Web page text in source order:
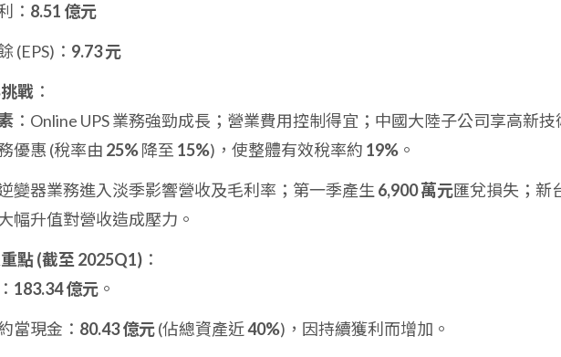
： 8.51 億元
(EPS)： 9.73 元
戰 ：
：Online UPS 業務強勁成長；營業費用控制得宜；中國大陸子公司享高新技
優惠 (稅率由 25%降至 15%)，使整體有效稅率約 19% 。
逆變器業務進入淡季影響營收及毛利率；第一季產生 6,900 萬元匯兌損失；新
幅升值對營收造成壓力。
點 (截至 2025Q1) ：
183.34 億元 。
當現金： 80.43 億元(佔總資產近40%)，因持續獲利而增加。